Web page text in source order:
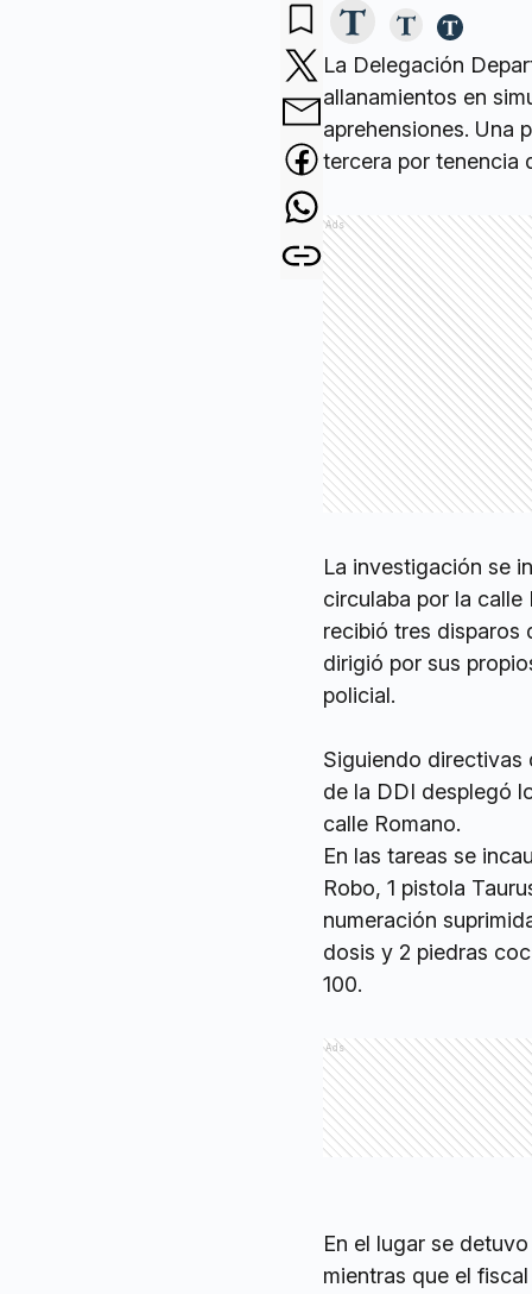
La Delegación
allanamientos en
aprehensiones. Una
tercera por tenencia
Ads
La investigación se
circulaba por la
recibió tres disparos
dirigió por sus
policial.
Siguiendo directivas
de la DDI desplegó
calle Romano.
En las tareas se
Robo, 1 pistola
numeración
dosis y 2 piedras
100.
Ads
En el lugar se
mientras que el